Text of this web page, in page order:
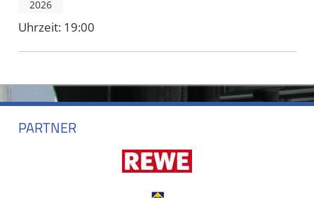
2026
Uhrzeit: 19:00
PARTNER